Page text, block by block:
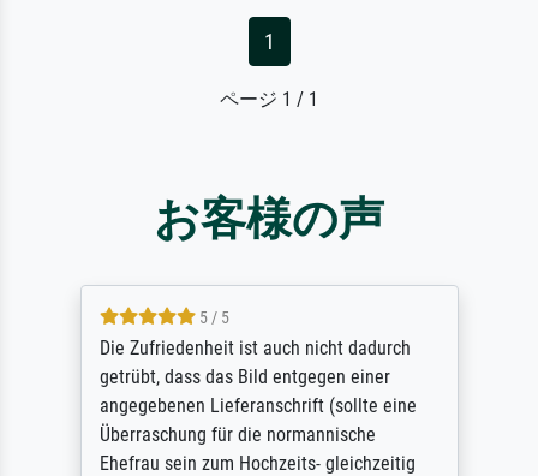
1
ページ 1 / 1
お客様の声
5 / 5
Die Zufriedenheit ist auch nicht dadurch
getrübt, dass das Bild entgegen einer
angegebenen Lieferanschrift (sollte eine
Überraschung für die normannische
Ehefrau sein zum Hochzeits- gleichzeitig